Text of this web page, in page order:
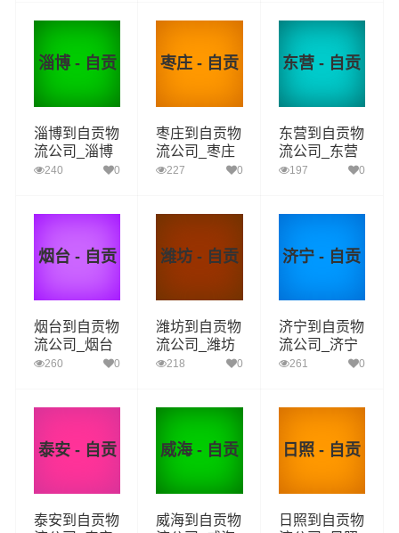
淄博 - 自贡
淄博到自贡物
流公司_淄博
到自贡货运_
240 0
枣庄 - 自贡
枣庄到自贡物
流公司_枣庄
到自贡货运_
227 0
东营 - 自贡
东营到自贡物
流公司_东营
到自贡货运_
197 0
烟台 - 自贡
烟台到自贡物
流公司_烟台
到自贡货运_
260 0
潍坊 - 自贡
潍坊到自贡物
流公司_潍坊
到自贡货运_
218 0
济宁 - 自贡
济宁到自贡物
流公司_济宁
到自贡货运_
261 0
泰安 - 自贡
泰安到自贡物
威海 - 自贡
威海到自贡物
日照 - 自贡
日照到自贡物